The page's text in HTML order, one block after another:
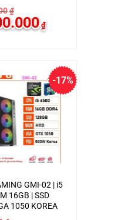
₫
₫hiện
tại
-17%
GMI-02 | i5
16GB | SSD
1050 KOREA